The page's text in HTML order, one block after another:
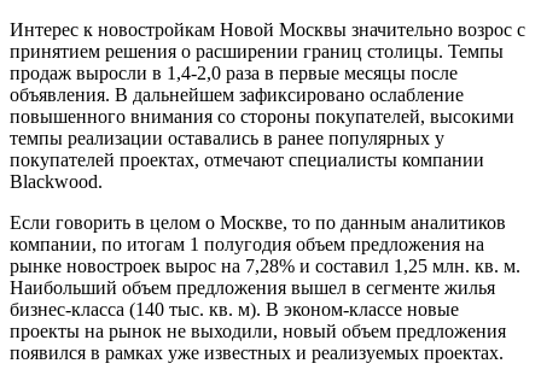
Интерес к новостройкам Новой Москвы значительно возрос с
принятием решения о расширении границ столицы. Темпы
продаж выросли в 1,4-2,0 раза в первые месяцы после
объявления. В дальнейшем зафиксировано ослабление
повышенного внимания со стороны покупателей, высокими
темпы реализации оставались в ранее популярных у
покупателей проектах, отмечают специалисты компании
Blackwood.
Если говорить в целом о Москве, то по данным аналитиков
компании, по итогам 1 полугодия объем предложения на
рынке новостроек вырос на 7,28% и составил 1,25 млн. кв. м.
Наибольший объем предложения вышел в сегменте жилья
бизнес-класса (140 тыс. кв. м). В эконом-классе новые
проекты на рынок не выходили, новый объем предложения
появился в рамках уже известных и реализуемых проектах.